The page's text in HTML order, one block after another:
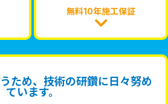
無料10年施工保証
ため、技術の研鑽に日々努め
ています。